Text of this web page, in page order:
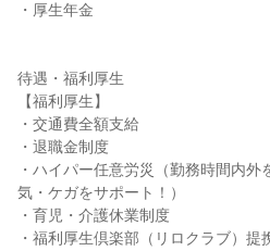
・厚生年金
待遇・福利厚生
【福利厚生】
・交通費全額支給
・退職金制度
・ハイパー任意労災（勤務時間内
気・ケガをサポート！）
・育児・介護休業制度
・福利厚生倶楽部（リロクラブ）提